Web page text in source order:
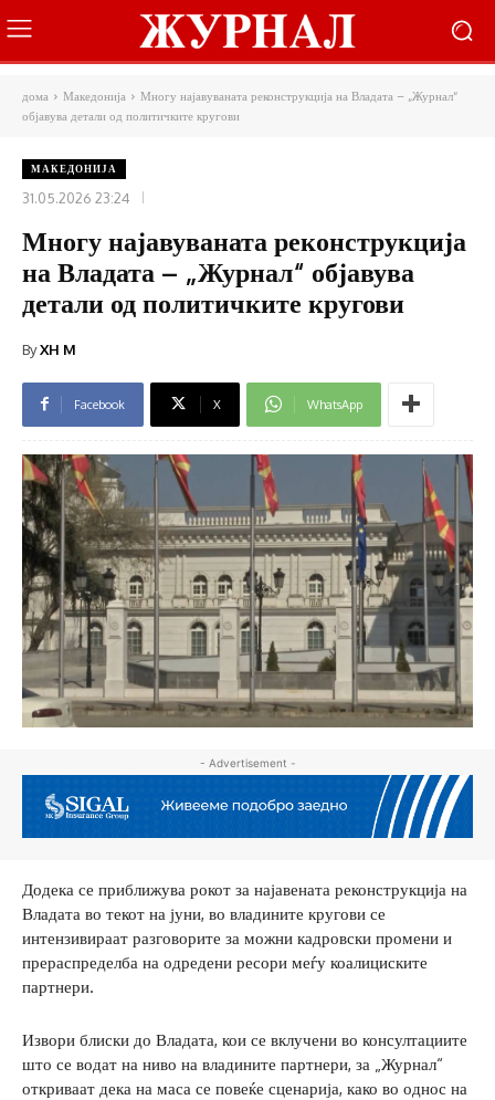
дома Македонија
Многу најавуваната реконструкција на Владата – „Журнал“
објавува детали од политичките кругови
МАКЕДОНИЈА
31.05.2026 23:24
Многу најавуваната реконструкција
на Владата – „Журнал“ објавува
детали од политичките кругови
ByXH M
Facebook X WhatsApp
- Advertisement -
Додека се приближува рокот за најавената реконструкција на
Владата во текот на јуни, во владините кругови се
интензивираат разговорите за можни кадровски промени и
прераспределба на одредени ресори меѓу коалициските
партнери.
Извори блиски до Владата, кои се вклучени во консултациите
што се водат на ниво на владините партнери, за „Журнал“
откриваат дека на маса се повеќе сценарија, како во однос на